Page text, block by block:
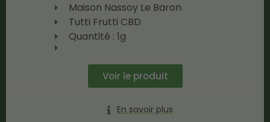
Maison Nassoy Le Baron
Tutti Frutti CBD
Quantité : 1g
Voir le produit
En savoir plus